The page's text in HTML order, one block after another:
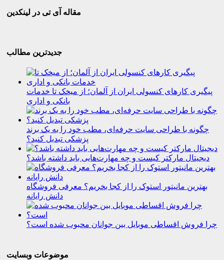
مقاله آی تی در لینکدین
جدیدترین مطالب
پیگیری کارهای کنسولی ایران از آلمان؛ از میخک تا خدمات
بانکی و اداری
چگونه با طراحی سایت حرفه‌ای، مطب خود را به یک برند
پزشکی تبدیل کنید؟
دیجیتال مارکتر کیست و چه مهارت‌هایی باید داشته باشد؟
بهترین مانیتور استوک را از کجا بخریم؟ معرفی فروشگاه
دانش رایانه
چرا فروش اقساطی موبایل بین جوانان محبوب شده است؟
موضوعات وبسایت